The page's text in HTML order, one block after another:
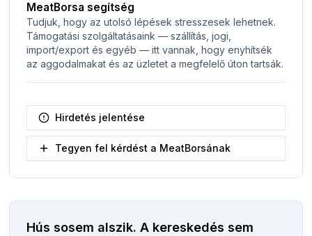
MeatBorsa segítség
Tudjuk, hogy az utolsó lépések stresszesek lehetnek.
Támogatási szolgáltatásaink — szállítás, jogi,
import/export és egyéb — itt vannak, hogy enyhítsék
az aggodalmakat és az üzletet a megfelelő úton tartsák.
Hirdetés jelentése
Tegyen fel kérdést a MeatBorsának
Hús sosem alszik. A kereskedés sem